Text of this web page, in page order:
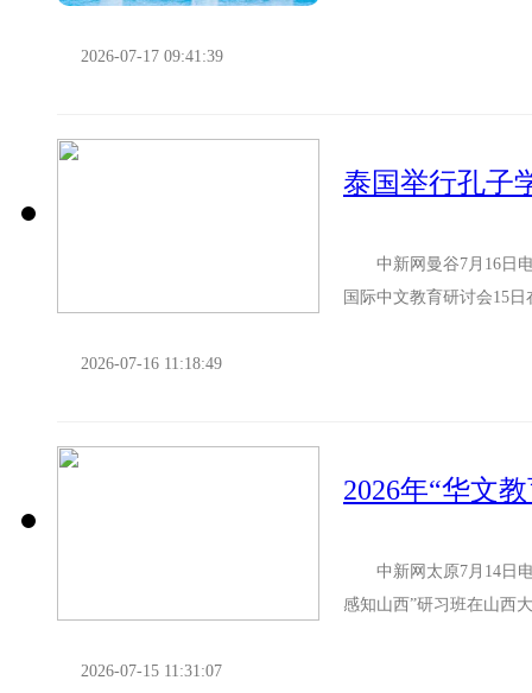
2026-07-17 09:41:39
泰国举行孔子
中新网曼谷7月16日电
国际中文教育研讨会15
2026-07-16 11:18:49
2026年“华文
中新网太原7月14日电
感知山西”研习班在山西
2026-07-15 11:31:07